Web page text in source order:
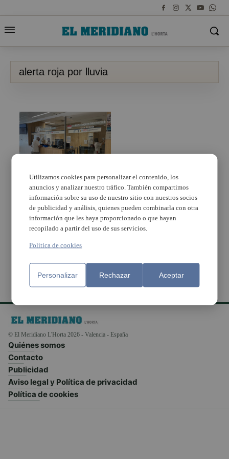
alerta roja por lluvia
La Conselleria de
Sanidad reprograma
53.870 citas con motivo
de la alerta roja por
lluvias en la Comunitat
Valenciana
© El Meridiano L'Horta 2026 - Valencia - España
Quiénes somos
Contacto
Publicidad
Aviso legal y Política de privacidad
Política de cookies
Utilizamos cookies para personalizar el contenido, los
anuncios y analizar nuestro tráfico. También compartimos
información sobre su uso de nuestro sitio con nuestros socios
de publicidad y análisis, quienes pueden combinarla con otra
información que les haya proporcionado o que hayan
recopilado a partir del uso de sus servicios.
Política de cookies
Personalizar Rechazar Aceptar